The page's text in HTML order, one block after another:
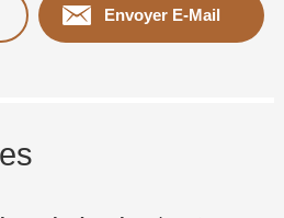
Envoyer E-Mail